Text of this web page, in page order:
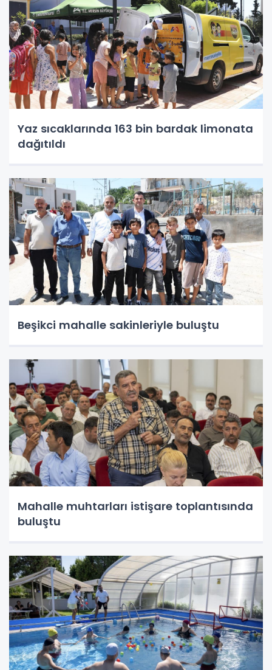
Yaz sıcaklarında 163 bin bardak limonata
dağıtıldı
Beşikci mahalle sakinleriyle buluştu
Mahalle muhtarları istişare toplantısında
buluştu